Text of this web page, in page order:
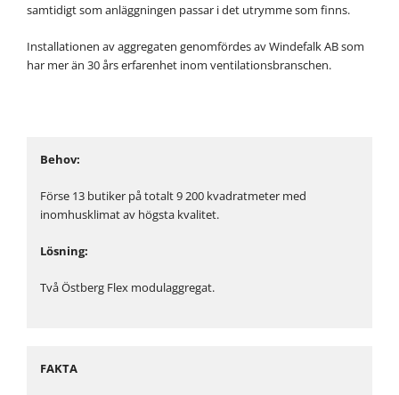
samtidigt som anläggningen passar i det utrymme som finns.
Installationen av aggregaten genomfördes av Windefalk AB som
har mer än 30 års erfarenhet inom ventilationsbranschen.
Behov:
Förse 13 butiker på totalt 9 200 kvadratmeter med
inomhusklimat av högsta kvalitet.
Lösning:
Två Östberg Flex modulaggregat.
FAKTA